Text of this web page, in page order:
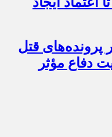
پرونده‌های قتل
دفاع مؤثر